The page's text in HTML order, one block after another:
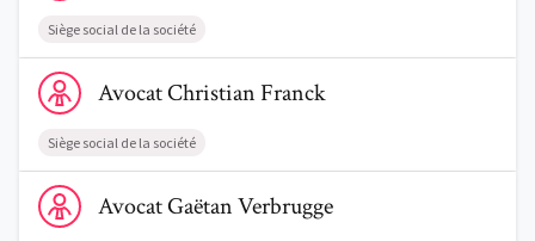
Blog
Une start-up 100% indépendante
Siège social de la société
Voir le profil de AvocatChristian Franck
AvocatChristianFranck
Siège social de la société
Voir le profil de AvocatGaëtan Verbrugge
AvocatGaëtanVerbrugge